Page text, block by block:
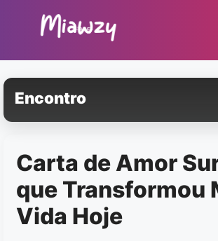
conteúdo
Encontro
Carta de Amor
que Transformou
Vida Hoje